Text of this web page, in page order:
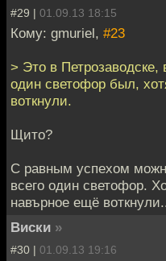
#29 | 01.09.13 18:15
Кому: gmuriel, #23
> Это в Петрозаводске,
один светофор был,
воткнули.
Щито?
С равным успехом
всего один светофор.
навърное ещё
Виски »
#30 | 01.09.13 19:16